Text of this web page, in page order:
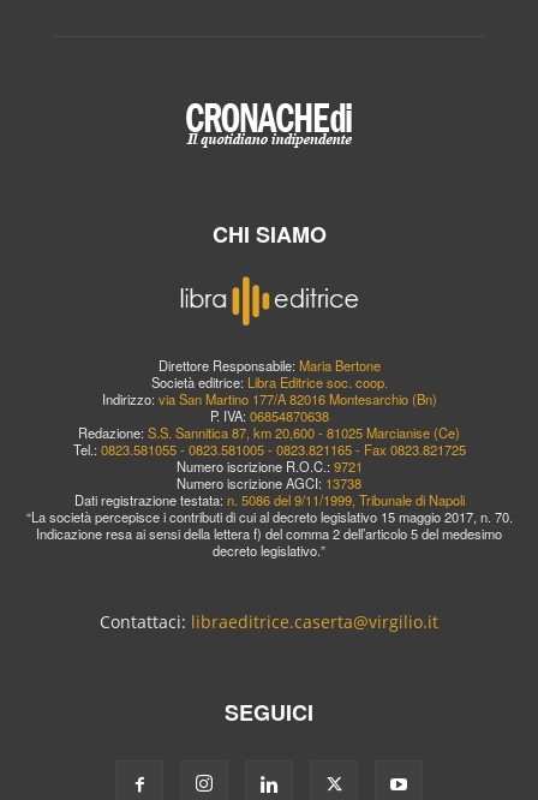
CHI SIAMO
Direttore Responsabile: Maria Bertone
Società editrice: Libra Editrice soc. coop.
Indirizzo: via San Martino 177/A 82016 Montesarchio (Bn)
P. IVA: 06854870638
Redazione: S.S. Sannitica 87, km 20,600 - 81025 Marcianise (Ce)
Tel.: 0823.581055 - 0823.581005 - 0823.821165 - Fax 0823.821725
Numero iscrizione R.O.C.: 9721
Numero iscrizione AGCI: 13738
Dati registrazione testata: n. 5086 del 9/11/1999, Tribunale di Napoli
“La società percepisce i contributi di cui al decreto legislativo 15 maggio 2017, n. 70.
Indicazione resa ai sensi della lettera f) del comma 2 dell’articolo 5 del medesimo
decreto legislativo.”
Contattaci: libraeditrice.caserta@virgilio.it
SEGUICI